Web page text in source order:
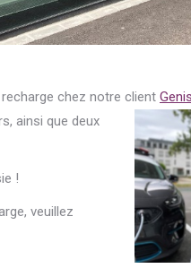
chez notre client
ainsi que deux
!
veuillez